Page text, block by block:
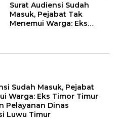
Surat Audiensi Sudah
Masuk, Pejabat Tak
Menemui Warga: Eks
Sudah Masuk, Pejabat
Warga: Eks Timor Timur
Pelayanan Dinas
Luwu Timur